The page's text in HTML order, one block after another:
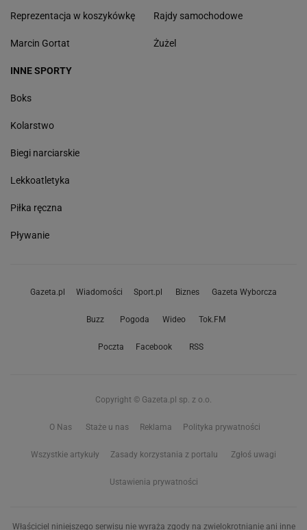
Reprezentacja w koszykówkę
Marcin Gortat
Rajdy samochodowe
Żużel
INNE SPORTY
Boks
Kolarstwo
Biegi narciarskie
Lekkoatletyka
Piłka ręczna
Pływanie
Gazeta.pl Wiadomości Sport.pl Biznes Gazeta Wyborcza
Buzz Pogoda Wideo Tok.FM
Poczta Facebook RSS
Copyright © Gazeta.pl sp. z o.o.
O Nas Staże u nas Reklama Polityka prywatności
Wszystkie artykuły Zasady korzystania z portalu Zgłoś uwagi
Ustawienia prywatności
Właściciel niniejszego serwisu nie wyraża zgody na zwielokrotnianie ani inne